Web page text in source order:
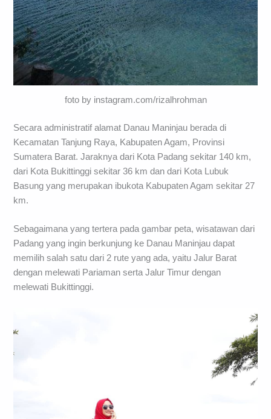
foto by instagram.com/rizalhrohman
Secara administratif alamat Danau Maninjau berada di
Kecamatan Tanjung Raya, Kabupaten Agam, Provinsi
Sumatera Barat. Jaraknya dari Kota Padang sekitar 140 km,
dari Kota Bukittinggi sekitar 36 km dan dari Kota Lubuk
Basung yang merupakan ibukota Kabupaten Agam sekitar 27
km.
Sebagaimana yang tertera pada gambar peta, wisatawan dari
Padang yang ingin berkunjung ke Danau Maninjau dapat
memilih salah satu dari 2 rute yang ada, yaitu Jalur Barat
dengan melewati Pariaman serta Jalur Timur dengan
melewati Bukittinggi.